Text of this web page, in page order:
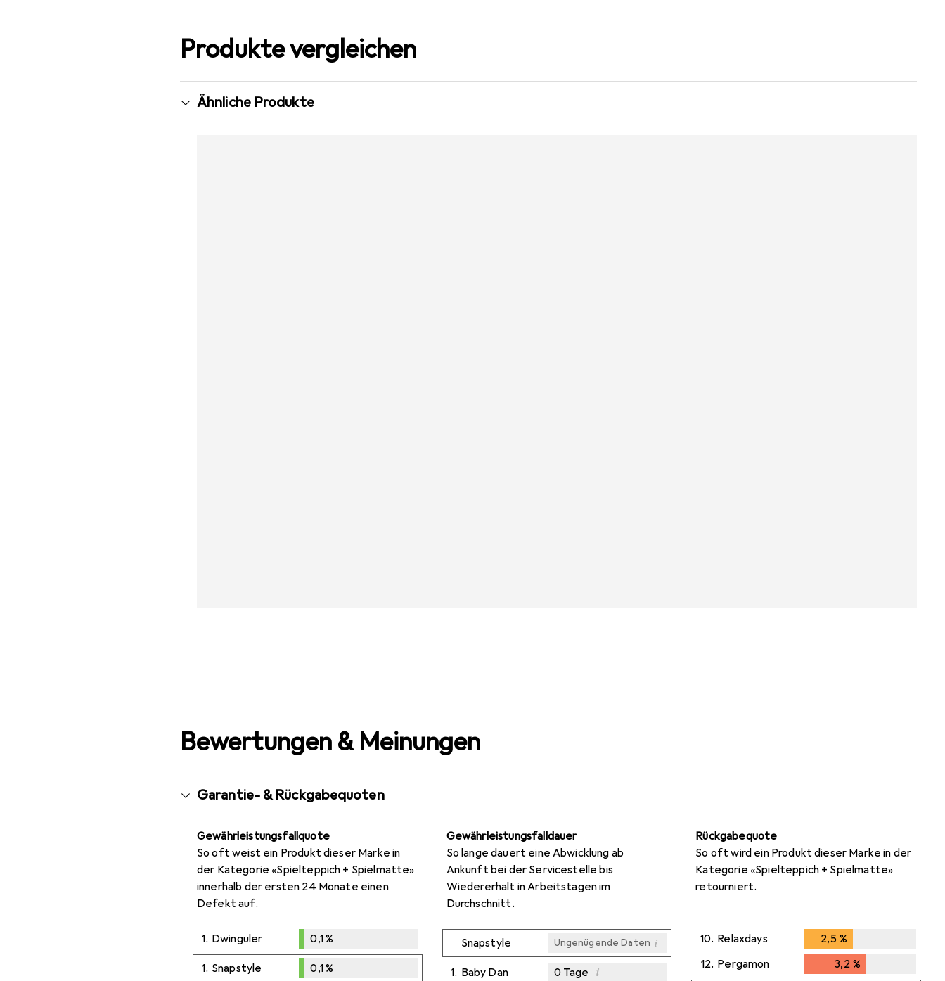
Produkte vergleichen
Ähnliche Produkte
Bewertungen & Meinungen
Garantie- & Rückgabequoten
Gewährleistungsfallquote
So oft weist ein Produkt dieser Marke in
der Kategorie «Spielteppich + Spielmatte»
innerhalb der ersten 24 Monate einen
Defekt auf.
1. Dwinguler
0,1%
0,1%
1. Snapstyle
0,1%
Gewährleistungsfalldauer
So lange dauert eine Abwicklung ab
Ankunft bei der Servicestelle bis
Wiedererhalt in Arbeitstagen im
Durchschnitt.
Snapstyle Ungenügende Daten i
1. Baby Dan 0Tage i
Rückgabequote
So oft wird ein Produkt dieser Marke in der
Kategorie «Spielteppich + Spielmatte»
retourniert.
10. Relaxdays 2,5 %
12. Pergamon 3,2 %